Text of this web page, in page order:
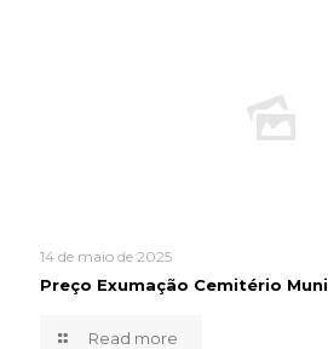
14 de maio de 2025
Preço Exumação Cemitério
Read more